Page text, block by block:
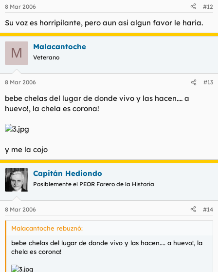
8 Mar 2006 #12
Su voz es horripilante, pero aun asi algun favor le haria.
M Malacantoche
Veterano
8 Mar 2006 #13
bebe chelas del lugar de donde vivo y las hacen.... a
huevo!, la chela es corona!
y me la cojo
Capitán Hediondo
Posiblemente el PEOR Forero de la Historia
8 Mar 2006 #14
Malacantoche rebuznó:
bebe chelas del lugar de donde vivo y las hacen.... a huevo!, la
chela es corona!